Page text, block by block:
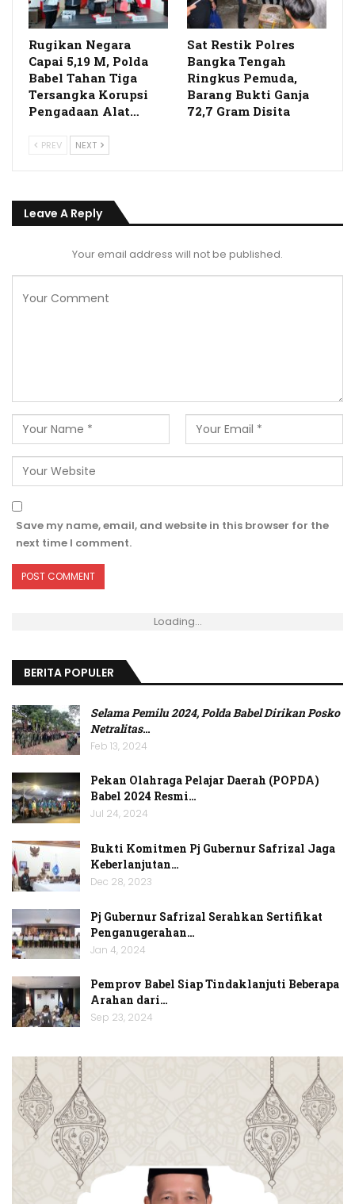
Rugikan Negara
Capai 5,19 M, Polda
Babel Tahan Tiga
Tersangka Korupsi
Pengadaan Alat…
Sat Restik Polres
Bangka Tengah
Ringkus Pemuda,
Barang Bukti Ganja
72,7 Gram Disita
PREV NEXT
Leave A Reply
Your email address will not be published.
Save my name, email, and website in this browser for the
next time I comment.
Loading...
BERITA POPULER
Selama Pemilu 2024, Polda Babel Dirikan Posko
Netralitas…
Feb 13, 2024
Pekan Olahraga Pelajar Daerah (POPDA)
Babel 2024 Resmi…
Jul 24, 2024
Bukti Komitmen Pj Gubernur Safrizal Jaga
Keberlanjutan…
Dec 28, 2023
Pj Gubernur Safrizal Serahkan Sertifikat
Penganugerahan…
Jan 4, 2024
Pemprov Babel Siap Tindaklanjuti Beberapa
Arahan dari…
Sep 23, 2024